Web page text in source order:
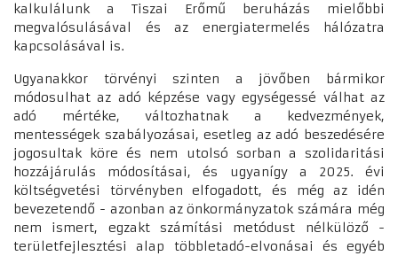
kalkulálunk a Tiszai Erőmű beruházás mielőbbi
megvalósulásával és az energiatermelés hálózatra
kapcsolásával is.
Ugyanakkor törvényi szinten a jövőben bármikor
módosulhat az adó képzése vagy egységessé válhat az
adó mértéke, változhatnak a kedvezmények,
mentességek szabályozásai, esetleg az adó beszedésére
jogosultak köre és nem utolsó sorban a szolidaritási
hozzájárulás módosításai, és ugyanígy a 2025. évi
költségvetési törvényben elfogadott, és még az idén
bevezetendő - azonban az önkormányzatok számára még
nem ismert, egzakt számítási metódust nélkülöző -
területfejlesztési alap többletadó-elvonásai és egyéb